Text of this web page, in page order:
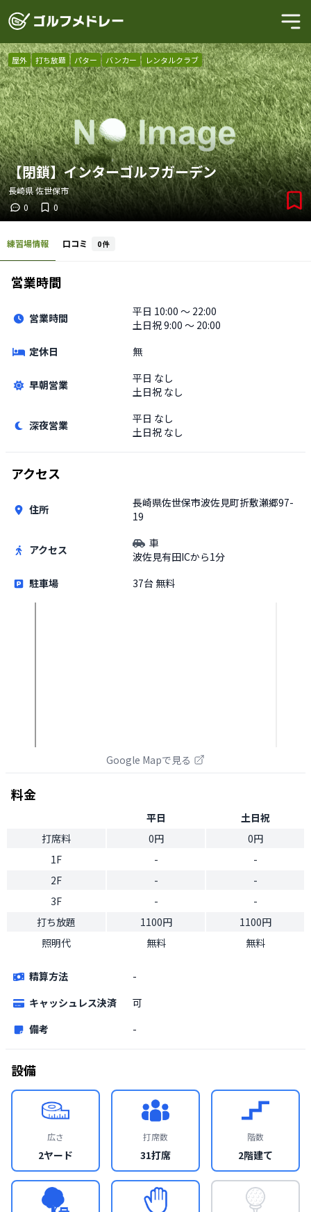
屋外 打ち放題 パター バンカー レンタルクラブ
【閉鎖】インターゴルフガーデン
長崎県佐世保市
0
0
練習場情報 口コミ 0件
営業時間
営業時間 平日 10:00 〜 22:00
土日祝9:00 〜 20:00
定休日
無
早朝営業 平日 なし
土日祝 なし
深夜営業 平日 なし
土日祝 なし
アクセス
住所
長崎県佐世保市波佐見町折敷瀬郷97-
19
アクセス
車
波佐見有田ICから1分
駐車場
37台 無料
Google Mapで見る
料金
平日
土日祝
打席料
0円
0円
1F
-
-
2F
-
-
3F
-
-
打ち放題
1100円
1100円
照明代
無料 無料
精算方法
-
キャッシュレス決済
可
備考
-
設備
広さ
2ヤード
打席数
31打席
階数
2階建て